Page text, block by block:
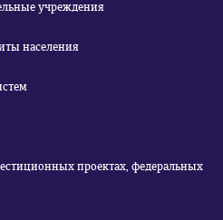
учреждения
населения
проектах, федеральных